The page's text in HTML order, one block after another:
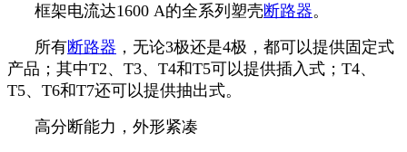
框架电流达1600 A的全系列塑壳断路器。
所有断路器 ，无论3极还是4极，都可以提供固定式
产品；其中T2、T3、T4和T5可以提供插入式；T4、
T5、T6和T7还可以提供抽出式。
高分断能力，外形紧凑